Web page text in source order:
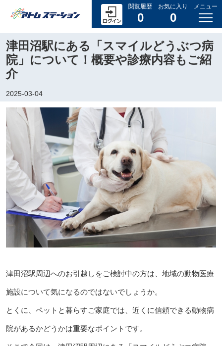
閲覧履歴
0
お気に入り
0
メニュー
津田沼駅にある「スマイルどうぶつ病
院」について！概要や診療内容もご紹
介
2025-03-04
津田沼駅周辺へのお引越しをご検討中の方は、地域の動物医療
施設について気になるのではないでしょうか。
とくに、ペットと暮らすご家庭では、近くに信頼できる動物病
院があるかどうかは重要なポイントです。